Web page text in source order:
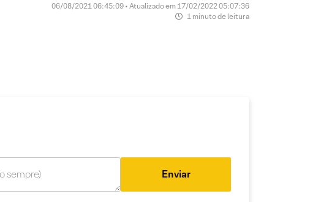
06/08/2021 06:45:09 • Atualizado em 17/02/2022 05:07:36
1 minuto de leitura
Enviar